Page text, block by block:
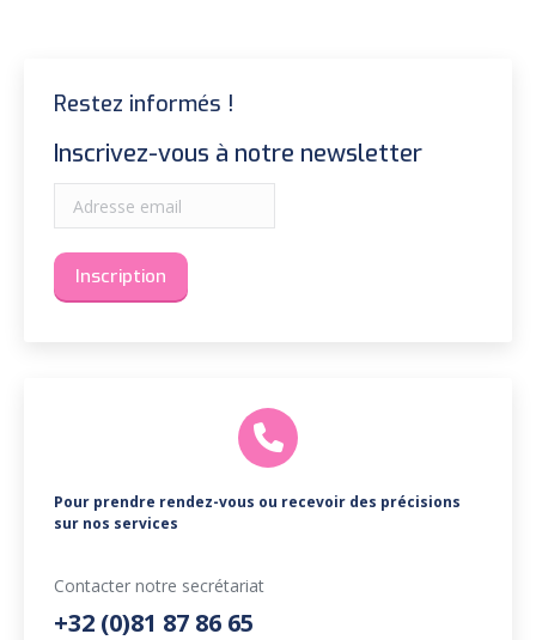
Restez informés !
Inscrivez-vous à notre newsletter
Pour prendre rendez-vous ou recevoir des précisions
sur nos services
Contacter notre secrétariat
+32 (0)81 87 86 65